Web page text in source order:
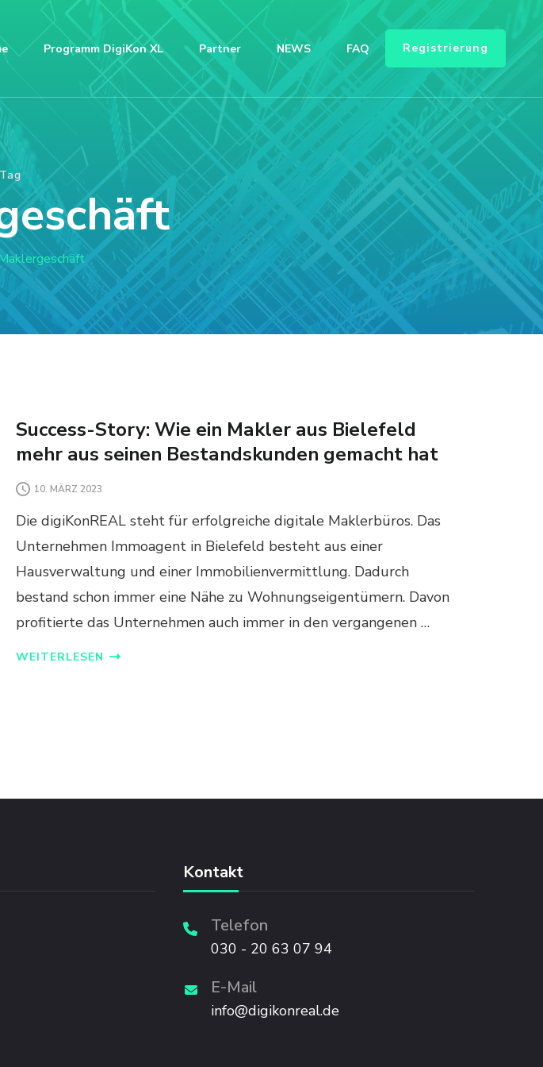
Programm DigiKon XL Partner NEWS FAQ Registrierung
Tag
Success-Story: Wie ein Makler aus Bielefeld
mehr aus seinen Bestandskunden gemacht hat
10. MÄRZ 2023
Die digiKonREAL steht für erfolgreiche digitale Maklerbüros. Das
Unternehmen Immoagent in Bielefeld besteht aus einer
Hausverwaltung und einer Immobilienvermittlung. Dadurch
bestand schon immer eine Nähe zu Wohnungseigentümern. Davon
profitierte das Unternehmen auch immer in den vergangenen …
WEITERLESEN
Kontakt
Telefon
030 - 20 63 07 94
E-Mail
info@digikonreal.de